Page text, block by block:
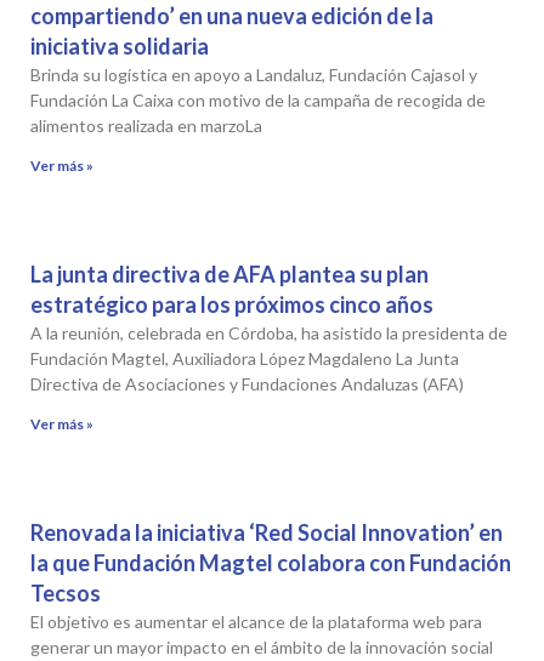
compartiendo’ en una nueva edición de la
iniciativa solidaria
Brinda su logística en apoyo a Landaluz, Fundación Cajasol y
Fundación La Caixa con motivo de la campaña de recogida de
alimentos realizada en marzoLa
Ver más »
La junta directiva de AFA plantea su plan
estratégico para los próximos cinco años
A la reunión, celebrada en Córdoba, ha asistido la presidenta de
Fundación Magtel, Auxiliadora López Magdaleno La Junta
Directiva de Asociaciones y Fundaciones Andaluzas (AFA)
Ver más »
Renovada la iniciativa ‘Red Social Innovation’ en
la que Fundación Magtel colabora con Fundación
Tecsos
El objetivo es aumentar el alcance de la plataforma web para
generar un mayor impacto en el ámbito de la innovación social